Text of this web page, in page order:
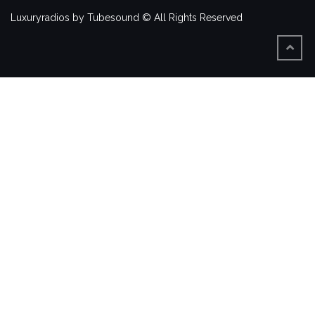
Luxuryradios by Tubesound © All Rights Reserved